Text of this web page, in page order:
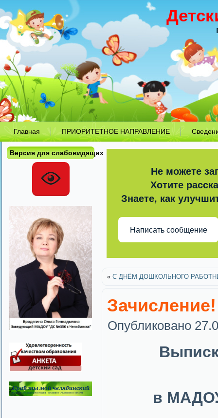
Главная ПРИОРИТЕТНОЕ НАПРАВЛЕНИЕ
Версия для слабовидящих
Не можете
Хотите
Знаете, как
Написать сообщение
« С ДНЁМ ДОШКОЛЬНОГО
Зачисление!
Опубликовано
в